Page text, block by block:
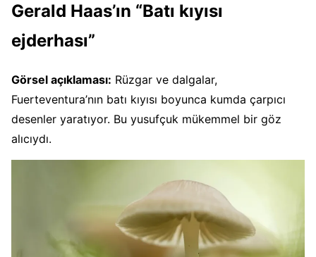
Gerald Haas’ın “Batı kıyısı
ejderhası”
Görsel açıklaması: Rüzgar ve dalgalar,
Fuerteventura’nın batı kıyısı boyunca kumda çarpıcı
desenler yaratıyor. Bu yusufçuk mükemmel bir göz
alıcıydı.